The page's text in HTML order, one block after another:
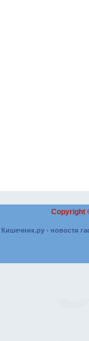
Copyright
Кишечник.ру - новости